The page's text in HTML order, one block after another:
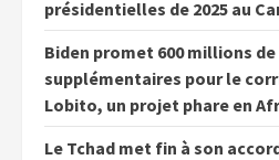
présidentielles de 2025 au
Biden promet 600 millions
supplémentaires pour le
Lobito, un projet phare en
Le Tchad met fin à son